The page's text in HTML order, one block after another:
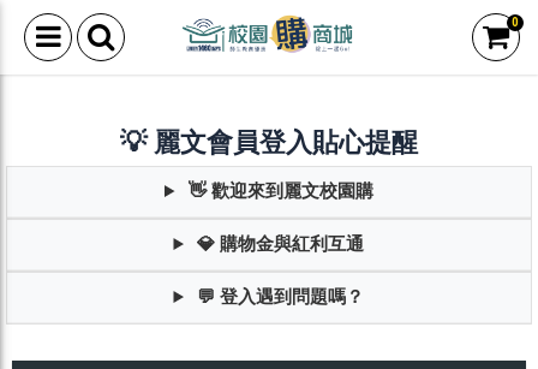
0
💡 麗文會員登入貼心提醒
👋 歡迎來到麗文校園購
💎 購物金與紅利互通
💬 登入遇到問題嗎？